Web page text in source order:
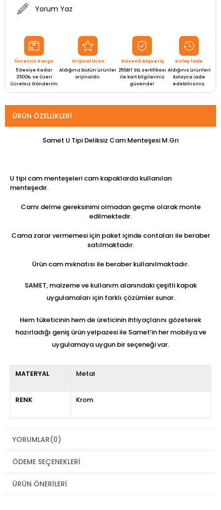
Yorum Yaz
Ücretsiz Kargo
5 Desiye Kadar
3500₺ ve Üzeri
Ücretsiz Gönderim
Orijinal Ürün
Aldığınız bütün ürünler
orijinaldir.
Güvenli Alışveriş
256BIT SSL sertifikası
ile kart bilgileriniz
güvende!
Kolay İade
Aldığınız ürünleri
kolayca iade
edebilirsiniz.
ÜRÜN ÖZELLIKLERI
Samet U Tipi Deliksiz Cam Menteşesi M.Gri
U tipi cam menteşeleri cam kapaklarda kullanılan
menteşedir.
Camı delme gereksinimi olmadan geçme olarak monte
edilmektedir.
Cama zarar vermemesi için paket içinde contaları ile beraber
satılmaktadır.
Ürün cam mıknatısı ile beraber kullanılmaktadır.
SAMET, malzeme ve kullanım alanındaki çeşitli kapak
uygulamaları için farklı çözümler sunar.
Hem tüketicinin hem de üreticinin ihtiyaçlarını gözeterek
hazırladığı geniş ürün yelpazesi ile Samet’in her mobilya ve
uygulamaya uygun bir seçeneği var.
MATERYAL Metal
RENK Krom
YORUMLAR(0)
ÖDEME SEÇENEKLERI
ÜRÜN ÖNERILERI